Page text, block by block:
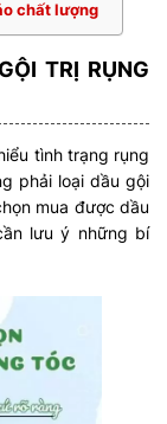
chất lượng
TRỊ RỤNG
tình trạng rụng
phải loại dầu gội
mua được dầu
lưu ý những bí